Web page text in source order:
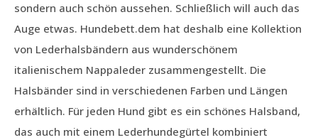
sondern auch schön aussehen. Schließlich will auch das
Auge etwas. Hundebett.dem hat deshalb eine Kollektion
von Lederhalsbändern aus wunderschönem
italienischem Nappaleder zusammengestellt. Die
Halsbänder sind in verschiedenen Farben und Längen
erhältlich. Für jeden Hund gibt es ein schönes Halsband,
das auch mit einem Lederhundegürtel kombiniert